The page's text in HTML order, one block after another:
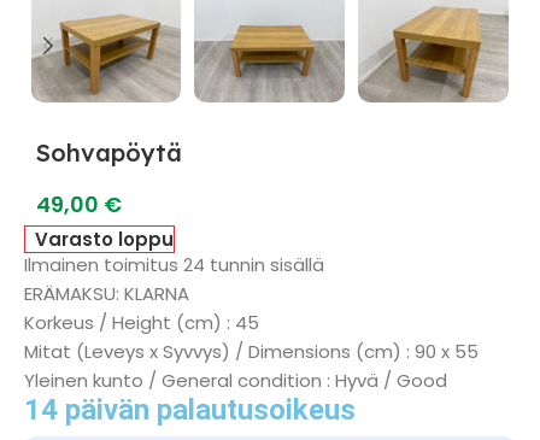
Sohvapöytä
49,00 €
Varasto loppu
Ilmainen toimitus 24 tunnin sisällä
ERÄMAKSU: KLARNA
Korkeus / Height (cm) : 45
Mitat (Leveys x Syvvys) / Dimensions (cm) : 90 x 55
Yleinen kunto / General condition : Hyvä / Good
14 päivän palautusoikeus